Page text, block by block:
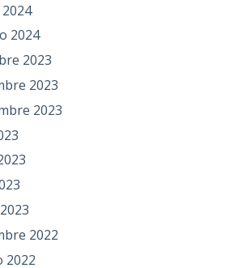
2024
2023
2023
2023
2022
2022